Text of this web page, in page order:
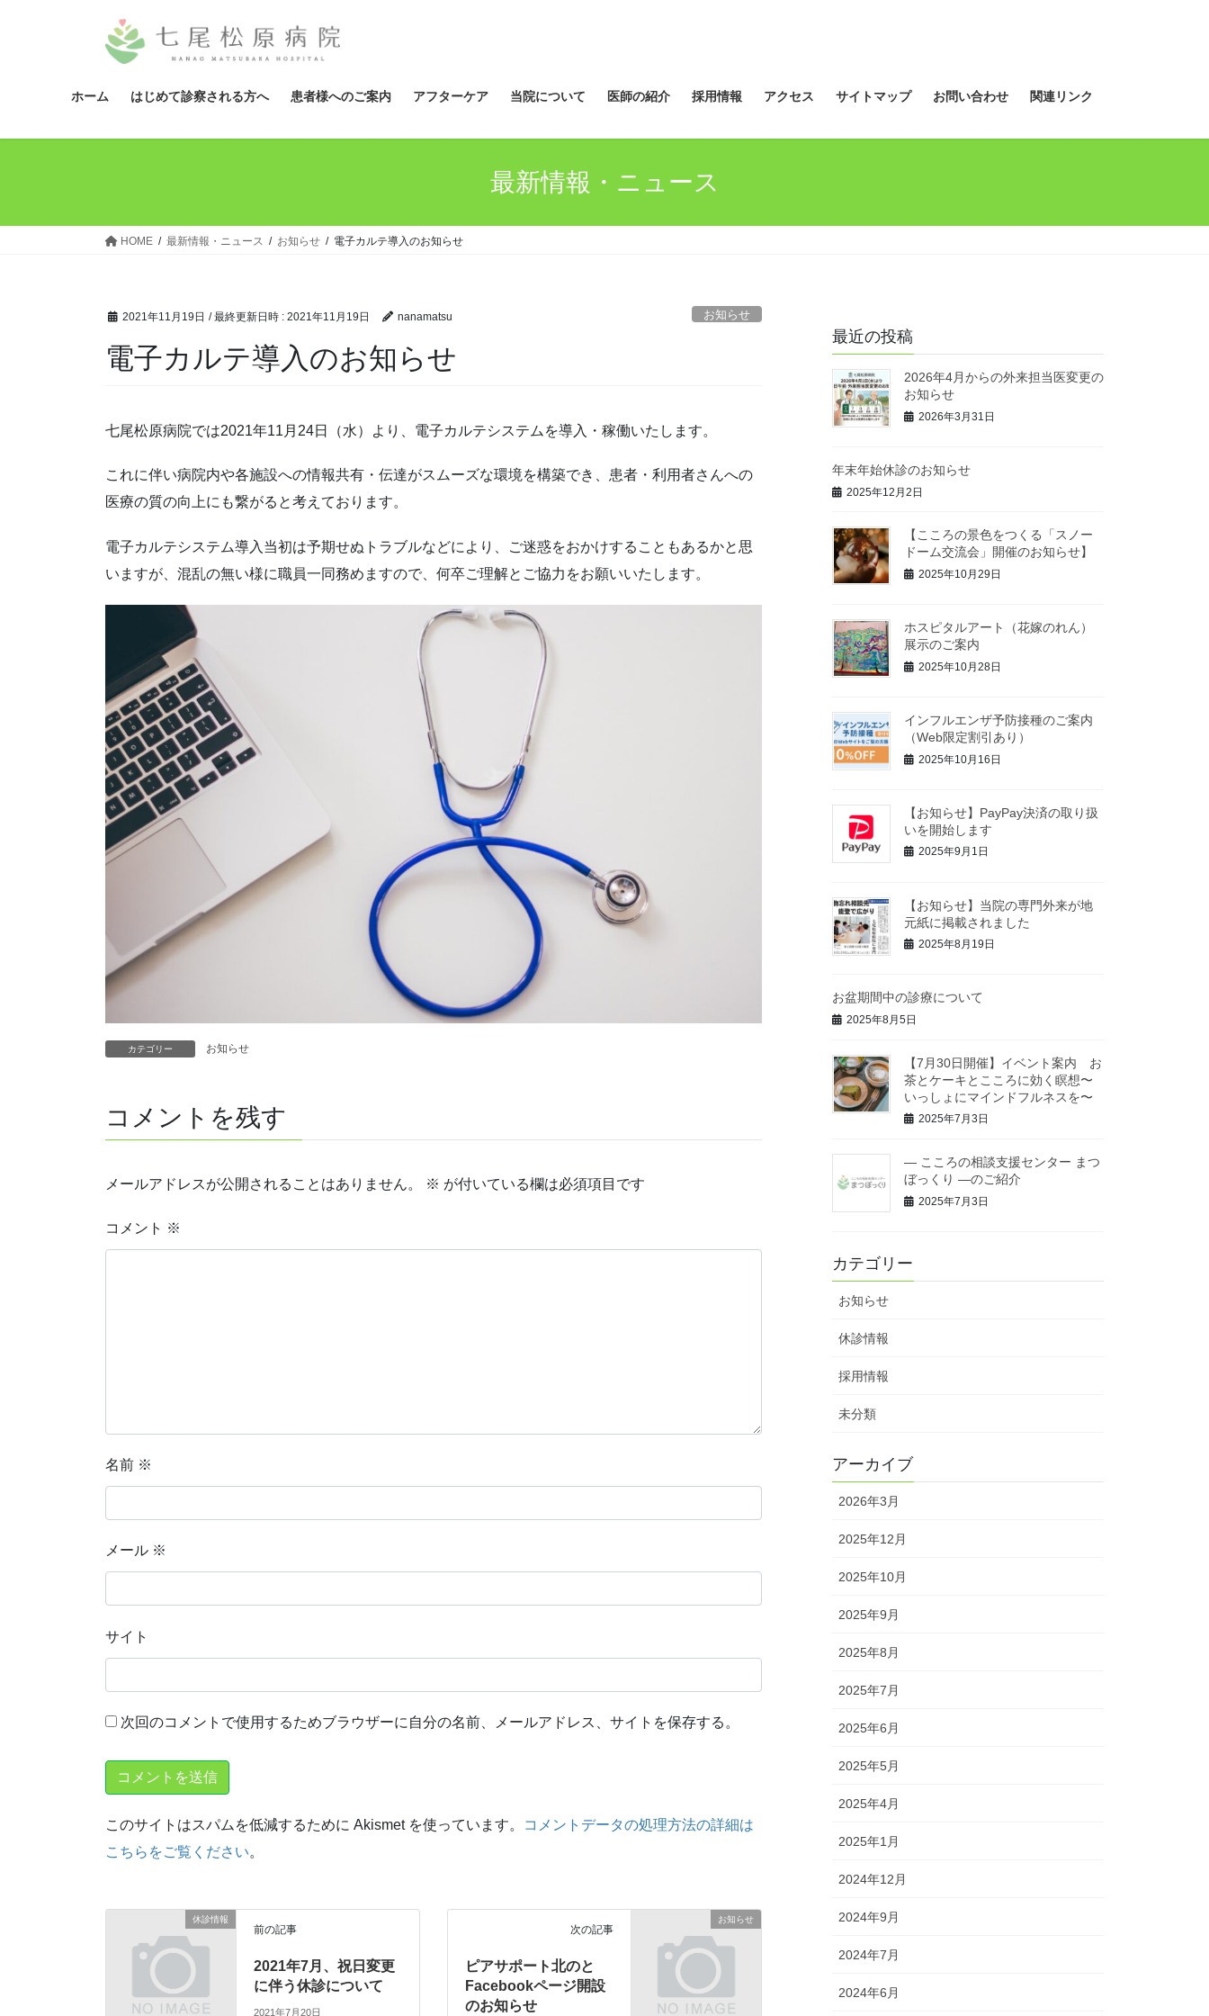
ス
ン
ホーム はじめて診察される方へ 患者様へのご案内 アフターケア 当院について 医師の紹介 採用情報 アクセス サイトマップ お問い合わせ 関連リンク
最新情報・ニュース
HOME 最新情報・ニュース お知らせ 電子カルテ導入のお知らせ
2021年11月19日 / 最終更新日時 : 2021年11月19日 nanamatsu お知らせ
電子カルテ導入のお知らせ
七尾松原病院では2021年11月24日（水）より、電子カルテシステムを導入・稼働いたします。
これに伴い病院内や各施設への情報共有・伝達がスムーズな環境を構築でき、患者・利用者さんへの
医療の質の向上にも繋がると考えております。
電子カルテシステム導入当初は予期せぬトラブルなどにより、ご迷惑をおかけすることもあるかと思
いますが、混乱の無い様に職員一同務めますので、何卒ご理解とご協力をお願いいたします。
カテゴリー お知らせ
コメントを残す
メールアドレスが公開されることはありません。 ※ が付いている欄は必須項目です
コメント ※
名前 ※
メール ※
サイト
次回のコメントで使用するためブラウザーに自分の名前、メールアドレス、サイトを保存する。
このサイトはスパムを低減するために Akismet を使っています。
コメントデータの処理方法の詳細は
こちらをご覧ください。
休診情報
前の記事
2021年7月、祝日変更
に伴う休診について
2021年7月20日
お知らせ
次の記事
ピアサポート北のと
Facebookページ開設
のお知らせ
最近の投稿
2026年4月からの外来担当医変更の
お知らせ
2026年3月31日
年末年始休診のお知らせ
2025年12月2日
【こころの景色をつくる「スノー
ドーム交流会」開催のお知らせ】
2025年10月29日
ホスピタルアート（花嫁のれん）
展示のご案内
2025年10月28日
インフルエンザ予防接種のご案内
（Web限定割引あり）
2025年10月16日
【お知らせ】PayPay決済の取り扱
いを開始します
2025年9月1日
【お知らせ】当院の専門外来が地
元紙に掲載されました
2025年8月19日
お盆期間中の診療について
2025年8月5日
【7月30日開催】イベント案内 お
茶とケーキとこころに効く瞑想〜
いっしょにマインドフルネスを〜
2025年7月3日
― こころの相談支援センター まつ
ぼっくり ―のご紹介
2025年7月3日
カテゴリー
お知らせ
休診情報
採用情報
未分類
アーカイブ
2026年3月
2025年12月
2025年10月
2025年9月
2025年8月
2025年7月
2025年6月
2025年5月
2025年4月
2025年1月
2024年12月
2024年9月
2024年7月
2024年6月